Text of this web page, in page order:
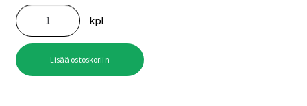
Mondex
Kaira
E2W
9,0
kW
RST
määrä
kpl
Lisää ostoskoriin